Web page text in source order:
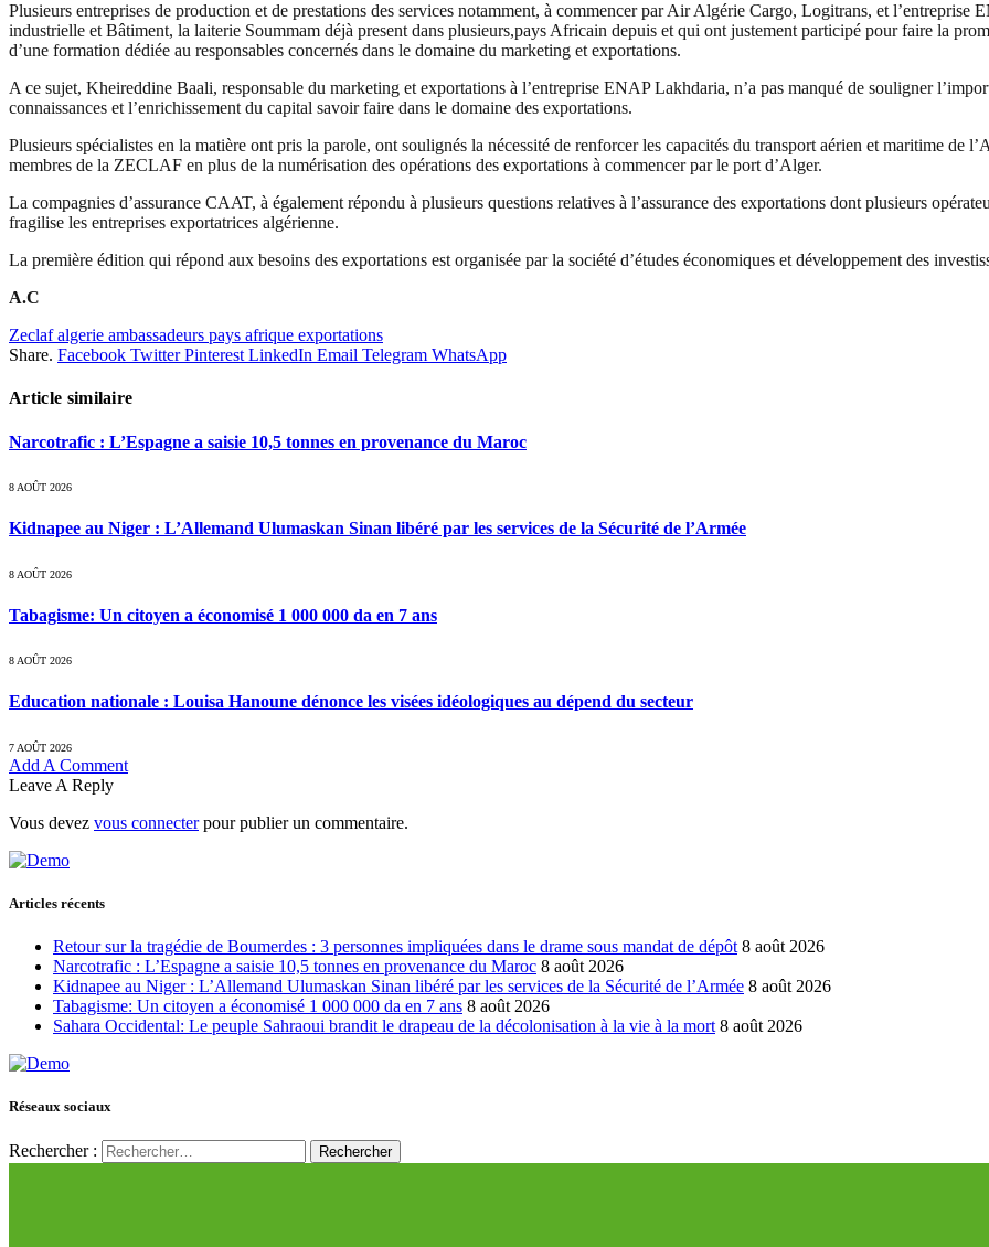
Plusieurs entreprises de production et de prestations des services notamment, à commencer par Air Algérie Cargo, Logitrans, et l’entreprise
industrielle et Bâtiment, la laiterie Soummam déjà present dans plusieurs,pays Africain depuis et qui ont justement participé pour faire la
d’une formation dédiée au responsables concernés dans le domaine du marketing et exportations.
A ce sujet, Kheireddine Baali, responsable du marketing et exportations à l’entreprise ENAP Lakhdaria, n’a pas manqué de souligner
connaissances et l’enrichissement du capital savoir faire dans le domaine des exportations.
Plusieurs spécialistes en la matière ont pris la parole, ont soulignés la nécessité de renforcer les capacités du transport aérien et maritime de
membres de la ZECLAF en plus de la numérisation des opérations des exportations à commencer par le port d’Alger.
La compagnies d’assurance CAAT, à également répondu à plusieurs questions relatives à l’assurance des exportations dont plusieurs
fragilise les entreprises exportatrices algérienne.
La première édition qui répond aux besoins des exportations est organisée par la société d’études économiques et développement des
A.C
Zeclaf algerie ambassadeurs pays afrique exportations
Share. Facebook Twitter Pinterest LinkedIn Email Telegram WhatsApp
Article similaire
Narcotrafic : L’Espagne a saisie 10,5 tonnes en provenance du Maroc
8 AOÛT 2026
Kidnapee au Niger : L’Allemand Ulumaskan Sinan libéré par les services de la Sécurité de l’Armée
8 AOÛT 2026
Tabagisme: Un citoyen a économisé 1 000 000 da en 7 ans
8 AOÛT 2026
Education nationale : Louisa Hanoune dénonce les visées idéologiques au dépend du secteur
7 AOÛT 2026
Add A Comment
Leave A Reply
Vous devez vous connecterpour publier un commentaire.
Articles récents
Retour sur la tragédie de Boumerdes : 3 personnes impliquées dans le drame sous mandat de dépôt 8 août 2026
Narcotrafic : L’Espagne a saisie 10,5 tonnes en provenance du Maroc 8 août 2026
Kidnapee au Niger : L’Allemand Ulumaskan Sinan libéré par les services de la Sécurité de l’Armée 8 août 2026
Tabagisme: Un citoyen a économisé 1 000 000 da en 7 ans 8 août 2026
Sahara Occidental: Le peuple Sahraoui brandit le drapeau de la décolonisation à la vie à la mort 8 août 2026
Réseaux sociaux
Rechercher :